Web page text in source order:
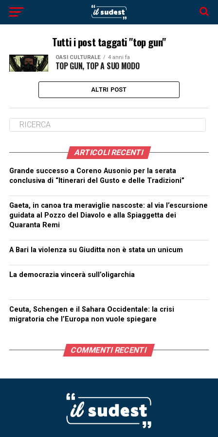
Tutti i post taggati "top gun"
OASI CULTURALE 4 anni fa
TOP GUN, TOP A SUO MODO
ALTRI POST
ARTICOLI RECENTI
Grande successo a Coreno Ausonio per la serata
conclusiva di “Itinerari del Gusto e delle Tradizioni”
Gaeta, in canoa tra meraviglie nascoste: al via l’escursione
guidata al Pozzo del Diavolo e alla Spiaggetta dei
Quaranta Remi
A Bari la violenza su Giuditta non è stata un unicum
La democrazia vincerà sull’oligarchia
Ceuta, Schengen e il Sahara Occidentale: la crisi
migratoria che l’Europa non vuole spiegare
COMMENTI RECENTI